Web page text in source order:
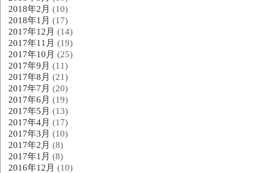
2018年2月 (10)
2018年1月 (17)
2017年12月 (14)
2017年11月 (19)
2017年10月 (25)
2017年9月 (11)
2017年8月 (21)
2017年7月 (20)
2017年6月 (19)
2017年5月 (13)
2017年4月 (17)
2017年3月 (10)
2017年2月 (8)
2017年1月 (8)
2016年12月 (10)